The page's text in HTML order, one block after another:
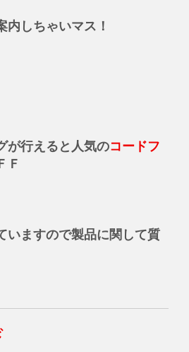
しちゃいマス！
が行えると人気のコードフ
Ｆ
いますので製品に関して質